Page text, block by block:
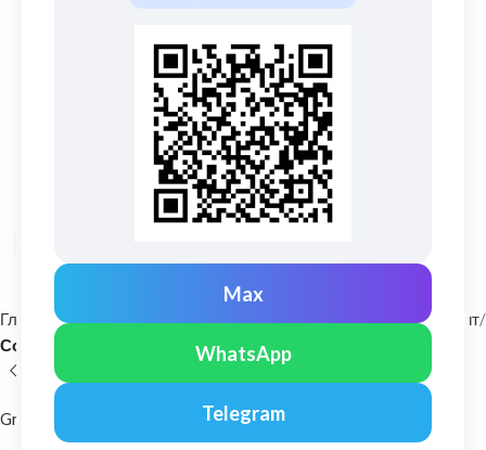
Max
WhatsApp
Telegram
Главная Фасадные материалы Металлический сайдинг и софит
Софит
Grand Line